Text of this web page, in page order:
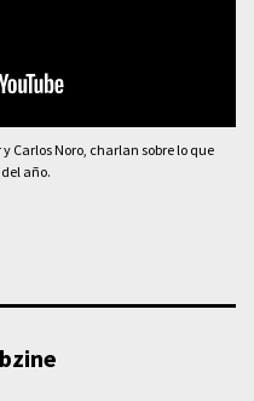
Carlos Noro, charlan sobre lo que
año.